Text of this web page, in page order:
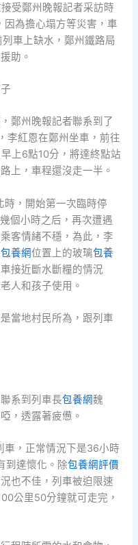
受鄭州晚報記者采訪時
為擔心塌方等災害，車
車上缺水，鄭州鐵路局
助。
鄭州晚報記者聯系到了
李紅恩在鄭州坐車，前往
上6點10分，將達終點站
上，車程還沒走一半。
，開始第一次臨時停
個小時之后，再次遭遇
客情緒不穩，為此，李
包養網位置上的玻璃包養
接近斷水斷糧的情況
人和孩子使用。
當地村民所為，跟列車
系到列車長包養網魏
，透露著疲憊。
車，正常情況下是36小時
到達懷化。除包養網評價
也不佳，列車被迫限速
公里50分鐘就可走完，